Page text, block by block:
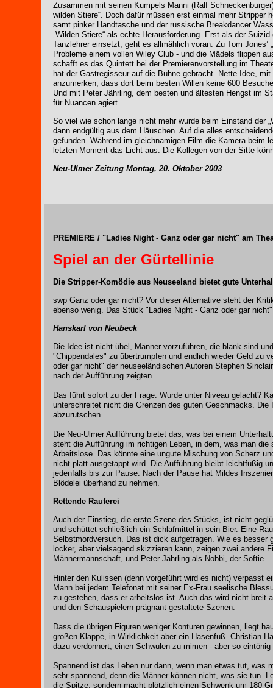
Zusammen mit seinen Kumpels Manni (Ralf
wilden Stiere“. Doch dafür müssen erst einmal mehr Stripper
samt pinker Handtasche und der russische Breakdancer
„Wilden Stiere“ als echte Herausforderung. Erst als der
Tanzlehrer einsetzt, geht es allmählich voran. Zu Tom
Probleme einem vollen Wiley Club - und die Mädels flippen
schafft es das Quintett bei der Premierenvorstellung im
hat der Gastregisseur auf die Bühne gebracht. Nette Idee,
anzumerken, dass dort beim besten Willen keine 600
Und mit Peter Jährling, dem besten und ältesten Hengst im
für Nuancen agiert.
So viel wie schon lange nicht mehr wurde beim Einstand der
dann endgültig aus dem Häuschen. Auf die alles
gefunden. Während im gleichnamigen Film die Kamera beim
letzten Moment das Licht aus. Die Kollegen von der Sitte
Neu-Ulmer Zeitung Montag, 20. Oktober 2003
PREMIERE / "Ladies Night - Ganz oder gar nicht" am
Spiel an der Gürtellinie
Die Stripper-Komödie aus Neuseeland bietet gute
swp Ganz oder gar nicht? Vor dieser Alternative steht der
ebenso wenig. Das Stück "Ladies Night - Ganz oder gar
Hanskarl von Neubeck
Die Idee ist nicht übel, Männer vorzuführen, die blank sind
"Chippendales" zu übertrumpfen und endlich wieder Geld zu
oder gar nicht" der neuseeländischen Autoren Stephen
nach der Aufführung zeigten.
Das führt sofort zu der Frage: Wurde unter Niveau gelacht?
unterschreitet nicht die Grenzen des guten Geschmacks.
abzurutschen.
Die Neu-Ulmer Aufführung bietet das, was bei einem
steht die Aufführung im richtigen Leben, in dem, was man
Arbeitslose. Das könnte eine ungute Mischung von Scherz
nicht platt ausgetappt wird. Die Aufführung bleibt leichtfüßig
jedenfalls bis zur Pause. Nach der Pause hat Mildes
Blödelei überhand zu nehmen.
Rettende Rauferei
Auch der Einstieg, die erste Szene des Stücks, ist nicht
und schüttet schließlich ein Schlafmittel in sein Bier. Eine
Selbstmordversuch. Das ist dick aufgetragen. Wie es
locker, aber vielsagend skizzieren kann, zeigen zwei andere
Männermannschaft, und Peter Jährling als Nobbi, der Softie.
Hinter den Kulissen (denn vorgeführt wird es nicht) verpasst
Mann bei jedem Telefonat mit seiner Ex-Frau seelische
zu gestehen, dass er arbeitslos ist. Auch das wird nicht breit
und den Schauspielern prägnant gestaltete Szenen.
Dass die übrigen Figuren weniger Konturen gewinnen, liegt
großen Klappe, in Wirklichkeit aber ein Hasenfuß. Christian
dazu verdonnert, einen Schwulen zu mimen - aber so
Spannend ist das Leben nur dann, wenn man etwas tut,
sehr spannend, denn die Männer können nicht, was sie tun.
die Spitze, sondern macht plötzlich einen Schwenk um 180